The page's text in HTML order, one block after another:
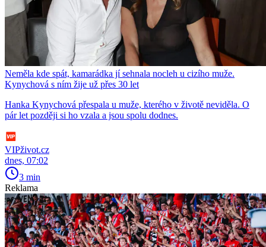
Neměla kde spát, kamarádka jí sehnala nocleh u cizího muže.
Kynychová s ním žije už přes 30 let
Hanka Kynychová přespala u muže, kterého v životě neviděla. O
pár let později si ho vzala a jsou spolu dodnes.
VIPživot.cz
dnes, 07:02
3 min
Reklama